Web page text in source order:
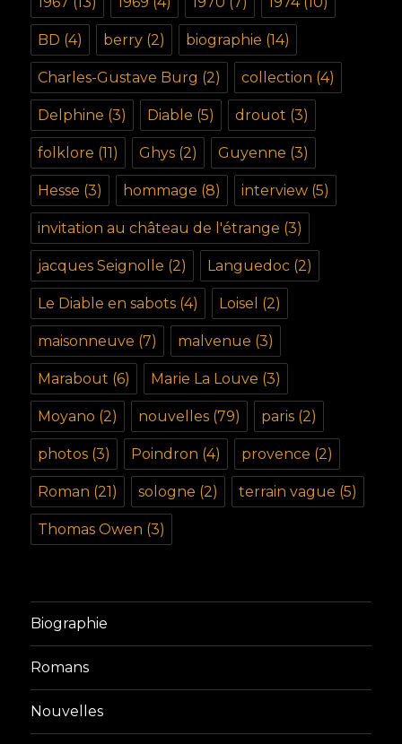
BD (4) berry (2) biographie (14)
Charles-Gustave Burg (2) collection (4)
Delphine (3) Diable (5) drouot (3)
folklore (11) Ghys (2) Guyenne (3)
Hesse (3) hommage (8) interview (5)
invitation au château de l'étrange (3)
jacques Seignolle (2) Languedoc (2)
Le Diable en sabots (4) Loisel (2)
maisonneuve (7) malvenue (3)
Marabout (6) Marie La Louve (3)
Moyano (2) nouvelles (79) paris (2)
photos (3) Poindron (4) provence (2)
Roman (21) sologne (2) terrain vague (5)
Thomas Owen (3)
Biographie
Romans
Nouvelles